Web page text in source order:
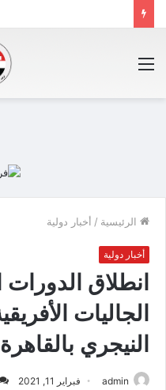
الرئيسية / أخبار دولية
أخبار دولية
انطلاق الدورات
الجاليات
النيجري بالقاهرة
admin فبراير 11, 2021